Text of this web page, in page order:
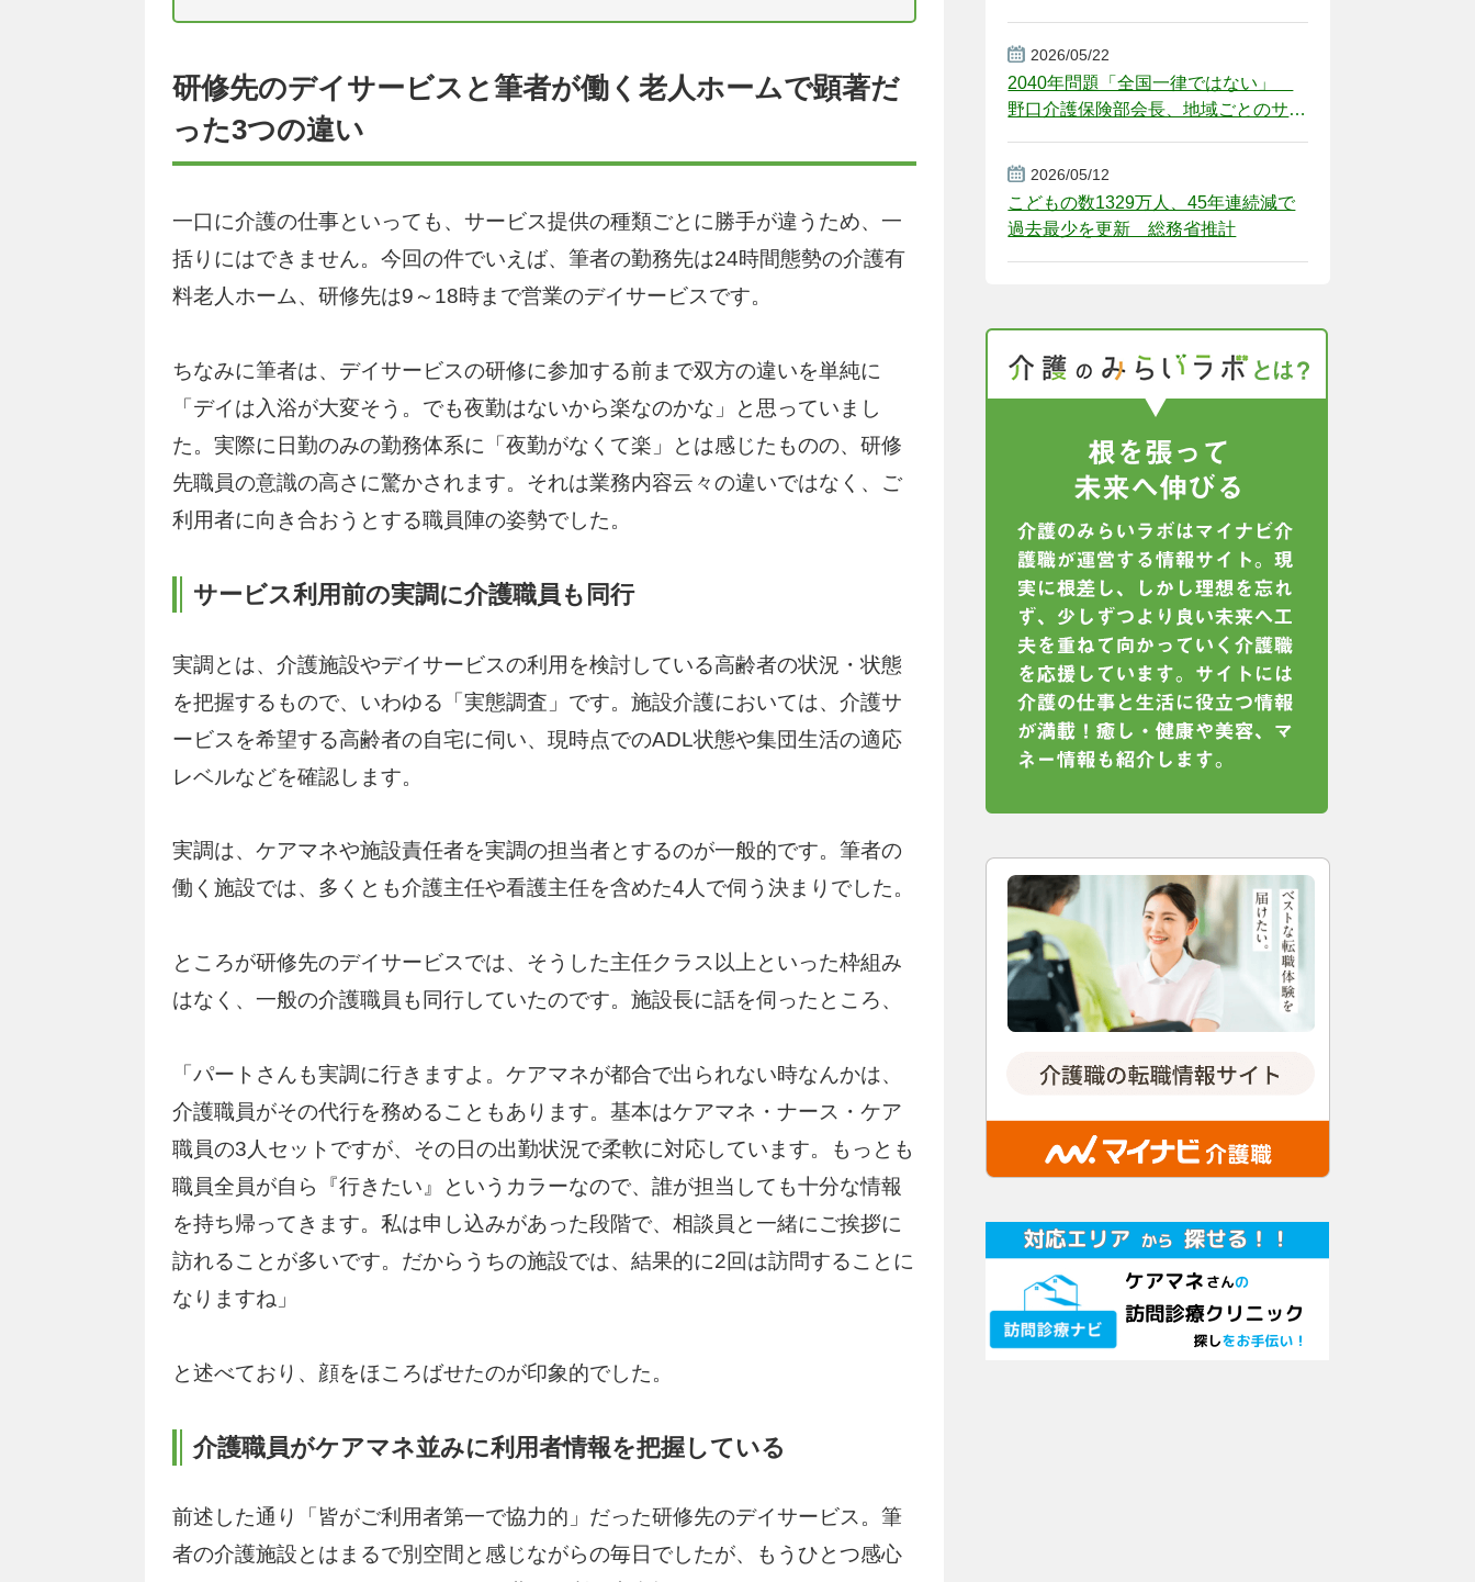
研修先のデイサービスと筆者が働く老人ホームで顕著だ
った3つの違い
一口に介護の仕事といっても、サービス提供の種類ごとに勝手が違うため、一
括りにはできません。今回の件でいえば、筆者の勤務先は24時間態勢の介護有
料老人ホーム、研修先は9～18時まで営業のデイサービスです。
ちなみに筆者は、デイサービスの研修に参加する前まで双方の違いを単純に
「デイは入浴が大変そう。でも夜勤はないから楽なのかな」と思っていまし
た。実際に日勤のみの勤務体系に「夜勤がなくて楽」とは感じたものの、研修
先職員の意識の高さに驚かされます。それは業務内容云々の違いではなく、ご
利用者に向き合おうとする職員陣の姿勢でした。
サービス利用前の実調に介護職員も同行
実調とは、介護施設やデイサービスの利用を検討している高齢者の状況・状態
を把握するもので、いわゆる「実態調査」です。施設介護においては、介護サ
ービスを希望する高齢者の自宅に伺い、現時点でのADL状態や集団生活の適応
レベルなどを確認します。
実調は、ケアマネや施設責任者を実調の担当者とするのが一般的です。筆者の
働く施設では、多くとも介護主任や看護主任を含めた4人で伺う決まりでした。
ところが研修先のデイサービスでは、そうした主任クラス以上といった枠組み
はなく、一般の介護職員も同行していたのです。施設長に話を伺ったところ、
「パートさんも実調に行きますよ。ケアマネが都合で出られない時なんかは、
介護職員がその代行を務めることもあります。基本はケアマネ・ナース・ケア
職員の3人セットですが、その日の出勤状況で柔軟に対応しています。もっとも
職員全員が自ら『行きたい』というカラーなので、誰が担当しても十分な情報
を持ち帰ってきます。私は申し込みがあった段階で、相談員と一緒にご挨拶に
訪れることが多いです。だからうちの施設では、結果的に2回は訪問することに
なりますね」
と述べており、顔をほころばせたのが印象的でした。
介護職員がケアマネ並みに利用者情報を把握している
前述した通り「皆がご利用者第一で協力的」だった研修先のデイサービス。筆
者の介護施設とはまるで別空間と感じながらの毎日でしたが、もうひとつ感心
2026/05/22
2040年問題「全国一律ではない」
野口介護保険部会長、地域ごとのサー
2026/05/12
こどもの数1329万人、45年連続減で
過去最少を更新 総務省推計